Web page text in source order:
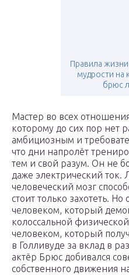
Правила
мудрости на
брюс
Мастер во всех
которому до сих пор нет
амбициозным и
что дни напролёт
тем и свой разум. Он не
даже электрический ток.
человеческий мозг
стоит только захотеть.
человеком, который
колоссальной
человеком, который
в Голливуде за вклад в
актёр Брюс добивался
собственного движения